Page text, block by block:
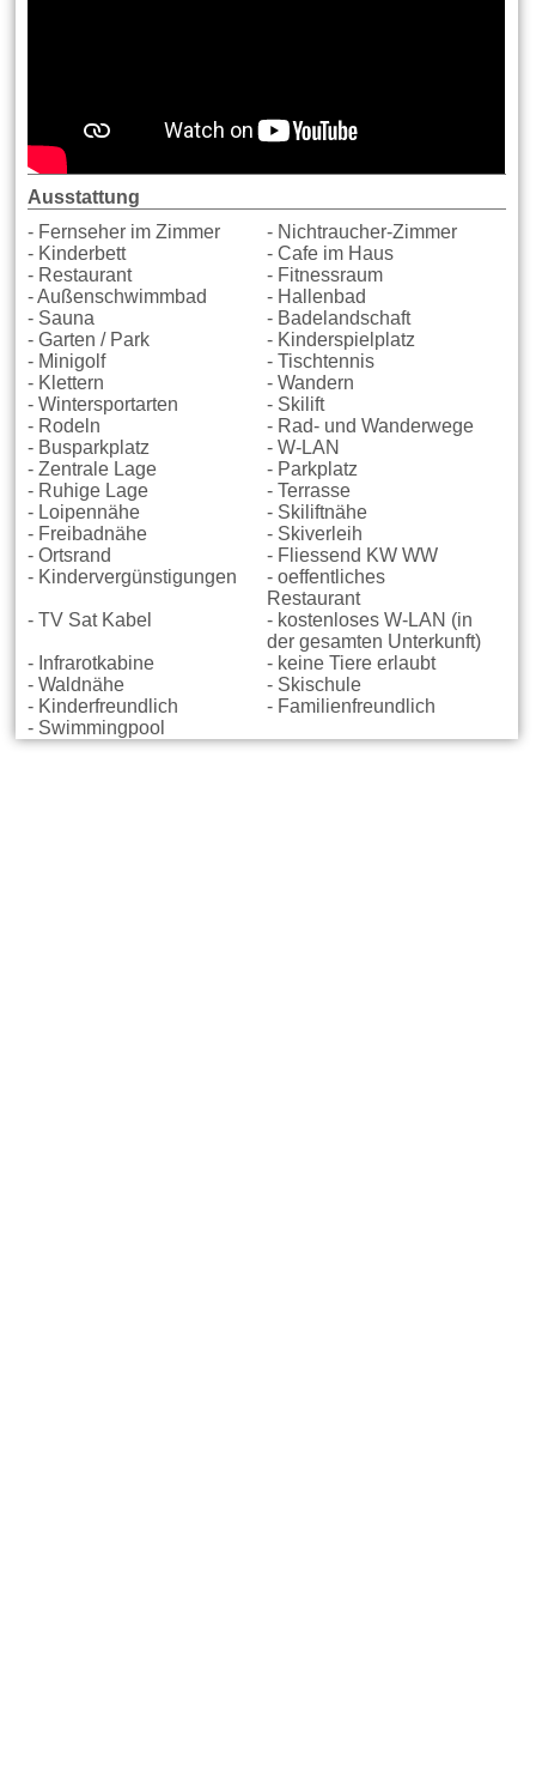
Ausstattung
- Fernseher im Zimmer
- Nichtraucher-Zimmer
- Kinderbett
- Cafe im Haus
- Restaurant
- Fitnessraum
- Außenschwimmbad
- Hallenbad
- Sauna
- Badelandschaft
- Garten / Park
- Kinderspielplatz
- Minigolf
- Tischtennis
- Klettern
- Wandern
- Wintersportarten
- Skilift
- Rodeln
- Rad- und Wanderwege
- Busparkplatz
- W-LAN
- Zentrale Lage
- Parkplatz
- Ruhige Lage
- Terrasse
- Loipennähe
- Skiliftnähe
- Freibadnähe
- Skiverleih
- Ortsrand
- Fliessend KW WW
- Kindervergünstigungen
- oeffentliches
Restaurant
- TV Sat Kabel
- kostenloses W-LAN (in
der gesamten Unterkunft)
- Infrarotkabine
- keine Tiere erlaubt
- Waldnähe
- Skischule
- Kinderfreundlich
- Familienfreundlich
- Swimmingpool